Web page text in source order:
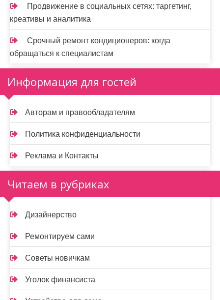
Продвижение в социальных сетях: таргетинг,
креативы и аналитика
Срочный ремонт кондиционеров: когда
обращаться к специалистам
Информация для гостей
Авторам и правообладателям
Политика конфиденциальности
Реклама и Контакты
Читаем в рубриках
Дизайнерство
Ремонтируем сами
Советы новичкам
Уголок финансиста